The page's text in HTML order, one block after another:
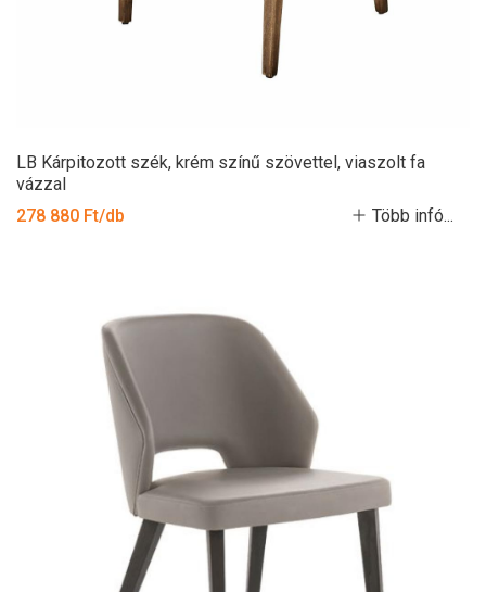
LB Kárpitozott szék, krém színű szövettel, viaszolt fa
vázzal
278 880 Ft/db
Több infó...